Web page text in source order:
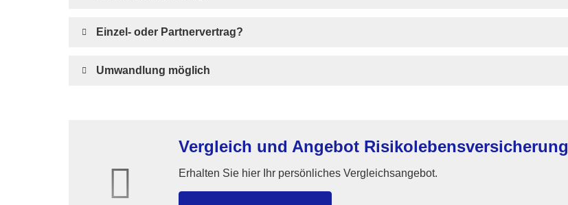
Einzel- oder Partnervertrag?
Umwandlung möglich
Vergleich und Angebot Risiko­lebens­ver­si­che­rung
Erhalten Sie hier Ihr persönliches Vergleichsangebot.